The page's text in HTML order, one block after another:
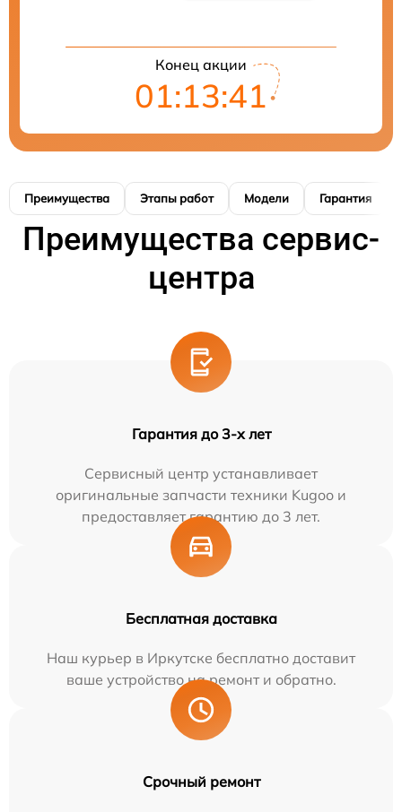
Конец акции
01:13:40
Преимущества Этапы работ Модели Гарантия
Преимущества сервис-
центра
Гарантия до 3-х лет
Сервисный центр устанавливает
оригинальные запчасти техники Kugoo и
предоставляет гарантию до 3 лет.
Бесплатная доставка
Наш курьер в Иркутске бесплатно доставит
ваше устройство на ремонт и обратно.
Срочный ремонт